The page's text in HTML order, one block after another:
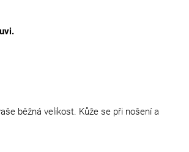
běžná velikost. Kůže se při nošení a